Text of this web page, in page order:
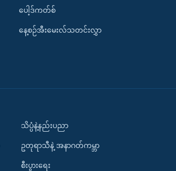
ပေါ့ဒ်ကတ်စ်
နေ့စဉ်အီးမေးလ်သတင်းလွှာ
သိပ္ပံနဲ့နည်းပညာ
ဥတုရာသီနဲ့ အနာဂတ်ကမ္ဘာ
စီးပွားရေး